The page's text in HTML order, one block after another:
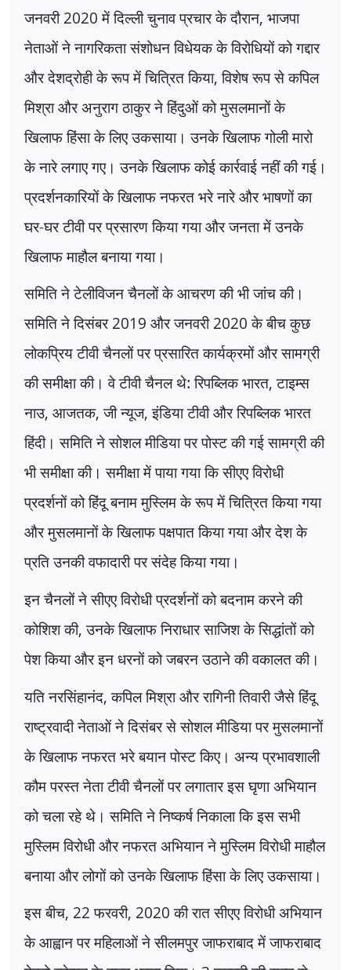
जनवरी2020में दिल्ली चुनाव प्रचार के दौरान, भाजपा
नेताओं ने नागरिकता संशोधन विधेयक के विरोधियों को गद्दार
और देशद्रोही के रूप में चित्रित किया,विशेष रूप से कपिल
मिश्रा और अनुराग ठाकुर ने हिंदुओं को मुसलमानों के
खिलाफ हिंसा के लिए उकसाया। उनके खिलाफ गोली मारो
के नारे लगाए गए। उनके खिलाफ कोई कार्रवाई नहीं की गई।
प्रदर्शनकारियों के खिलाफ नफरत भरे नारे और भाषणों का
घर-घर टीवी पर प्रसारण किया गया और जनता में उनके
खिलाफ माहौल बनाया गया।
समिति ने टेलीविजन चैनलों के आचरण की भी जांच की।
समिति ने दिसंबर2019 और जनवरी2020के बीच कुछ
लोकप्रिय टीवी चैनलों पर प्रसारित कार्यक्रमों और सामग्री
की समीक्षा की। वे टीवी चैनल थे: रिपब्लिक भारत,टाइम्स
नाउ, आजतक,जी न्यूज,इंडिया टीवी और रिपब्लिक भारत
हिंदी। समिति ने सोशल मीडिया पर पोस्ट की गई सामग्री की
भी समीक्षा की। समीक्षा में पाया गया कि सीएए विरोधी
प्रदर्शनों को हिंदू बनाम मुस्लिम के रूप में चित्रित किया गया
और मुसलमानों के खिलाफ पक्षपात किया गया और देश के
प्रति उनकी वफादारी पर संदेह किया गया।
इन चैनलों ने सीएए विरोधी प्रदर्शनों को बदनाम करने की
कोशिश की,उनके खिलाफ निराधार साजिश के सिद्धांतों को
पेश किया और इन धरनों को जबरन उठाने की वकालत की।
यति नरसिंहानंद,कपिल मिश्रा और रागिनी तिवारी जैसे हिंदू
राष्ट्रवादी नेताओं ने दिसंबर से सोशल मीडिया पर मुसलमानों
के खिलाफ नफरत भरे बयान पोस्ट किए। अन्य प्रभावशाली
कौम परस्त नेता टीवी चैनलों पर लगातार इस घृणा अभियान
को चला रहे थे। समिति ने निष्कर्ष निकाला कि इस सभी
मुस्लिम विरोधी और नफरत अभियान ने मुस्लिम विरोधी माहौल
बनाया और लोगों को उनके खिलाफ हिंसा के लिए उकसाया।
इस बीच, 22फरवरी, 2020की रात सीएए विरोधी अभियान
के आह्वान पर महिलाओं ने सीलमपुर जाफराबाद में जाफराबाद